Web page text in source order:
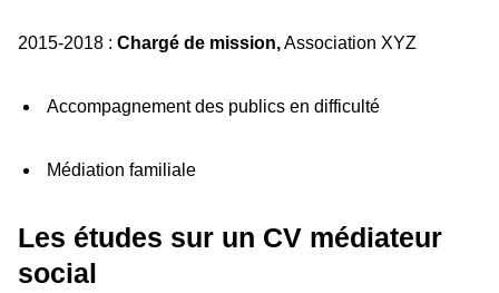
2015-2018 : Chargé de mission,Association XYZ
Accompagnement des publics en difficulté
Médiation familiale
Les études sur un CV médiateur
social